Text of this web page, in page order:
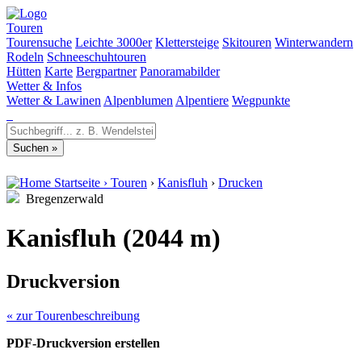
Touren
Tourensuche Leichte 3000er Klettersteige Skitouren Winterwandern
Rodeln Schneeschuhtouren
Hütten Karte Bergpartner Panoramabilder
Wetter & Infos
Wetter & Lawinen Alpenblumen Alpentiere Wegpunkte
Startseite › Touren › Kanisfluh › Drucken
Bregenzerwald
Kanisfluh (2044 m)
Druckversion
« zur Tourenbeschreibung
PDF-Druckversion erstellen